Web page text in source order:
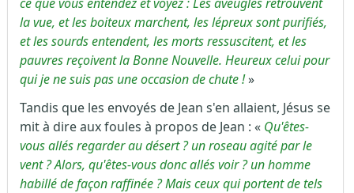
la vue, et les boiteux marchent, les lépreux sont purifiés,
et les sourds entendent, les morts ressuscitent, et les
pauvres reçoivent la Bonne Nouvelle. Heureux celui pour
qui je ne suis pas une occasion de chute !»
Tandis que les envoyés de Jean s'en allaient, Jésus se
mit à dire aux foules à propos de Jean : « Qu'êtes-
vous allés regarder au désert ? un roseau agité par le
vent ? Alors, qu'êtes-vous donc allés voir ? un homme
habillé de façon raffinée ? Mais ceux qui portent de tels